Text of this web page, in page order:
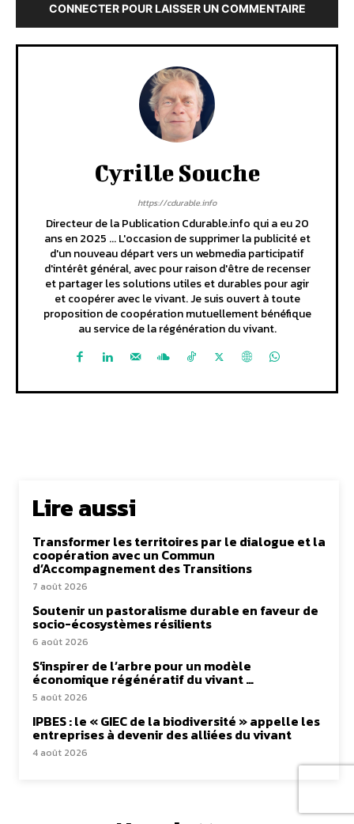
CONNECTER POUR LAISSER UN COMMENTAIRE
Cyrille Souche
https://cdurable.info
Directeur de la Publication Cdurable.info qui a eu 20
ans en 2025 ... L'occasion de supprimer la publicité et
d'un nouveau départ vers un webmedia participatif
d'intérêt général, avec pour raison d'être de recenser
et partager les solutions utiles et durables pour agir
et coopérer avec le vivant. Je suis ouvert à toute
proposition de coopération mutuellement bénéfique
au service de la régénération du vivant.
Lire aussi
Transformer les territoires par le dialogue et la
coopération avec un Commun
d’Accompagnement des Transitions
7 août 2026
Soutenir un pastoralisme durable en faveur de
socio-écosystèmes résilients
6 août 2026
S’inspirer de l’arbre pour un modèle
économique régénératif du vivant …
5 août 2026
IPBES : le « GIEC de la biodiversité » appelle les
entreprises à devenir des alliées du vivant
4 août 2026